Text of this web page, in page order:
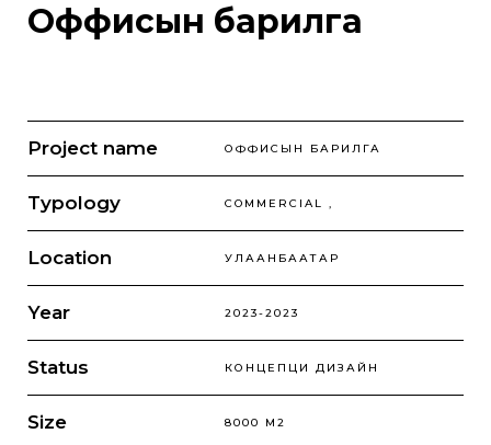
Оффисын барилга
Project name ОФФИСЫН БАРИЛГА
Typology COMMERCIAL ,
Location УЛААНБААТАР
Year 2023-2023
Status КОНЦЕПЦИ ДИЗАЙН
Size 8000 М2